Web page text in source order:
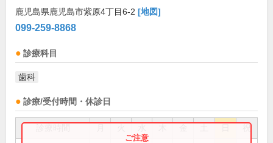
鹿児島県鹿児島市紫原4丁目6-2 [地図]
099-259-8868
診療科目
歯科
診療/受付時間・休診日
祝